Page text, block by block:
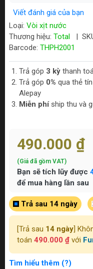
Viết đánh giá của bạn
Loại: Vòi xịt nước
Thương hiệu: Total
Barcode: THPH2001
Trả góp 3 kỳ thanh
Trả góp 0% qua thẻ
Alepay
Miễn phíship thu và
490.000 ₫
(Giá đã gồm VAT)
Bạn sẽ tích lũy được
để mua hàng lần sau
Trả sau 14 ngày
[Trả sau 14 ngày ]
toán 490.000 ₫ với
Tìm hiểu thêm (?)